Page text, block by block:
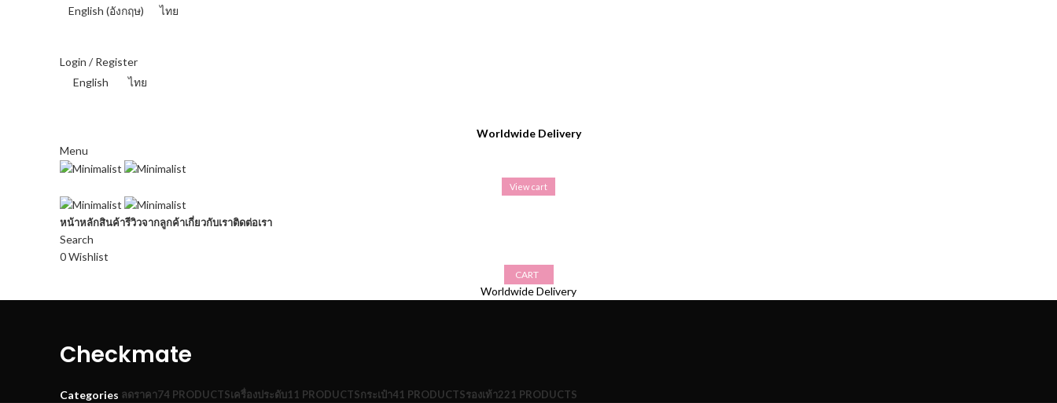
English (อังกฤษ) ไทย
Login / Register
English
ไทย
Worldwide Delivery
Menu
View cart
หน้าหลักสินค้ารีวิวจากลูกค้าเกี่ยวกับเราติดต่อเรา
Search
0Wishlist
CART
Worldwide Delivery
Checkmate
Categories ลดราคา74 PRODUCTSเครื่องประดับ11 PRODUCTSกระเป๋า41 PRODUCTSรองเท้า221 PRODUCTS